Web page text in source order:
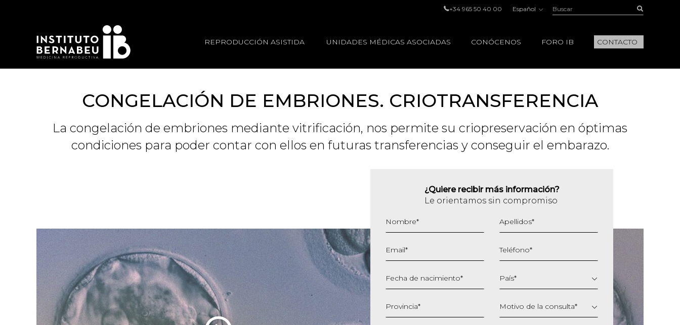
+34 965 50 40 00 Español Buscar:
REPRODUCCIÓN ASISTIDA UNIDADES MÉDICAS ASOCIADAS CONÓCENOS FORO IB CONTACTO
CONGELACIÓN DE EMBRIONES. CRIOTRANSFERENCIA
La congelación de embriones mediante vitrificación, nos permite su criopreservación en óptimas
condiciones para poder contar con ellos en futuras transferencias y conseguir el embarazo.
¿Quiere recibir más información?
Le orientamos sin compromiso
Nombre* Apellidos*
Email* Teléfono*
Fecha de nacimiento*
barra
MM
País*
Provincia* Motivo de la consulta*